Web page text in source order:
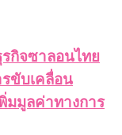
กิจซาลอนไทย
รขับเคลื่อน
มมูลค่าทางการ